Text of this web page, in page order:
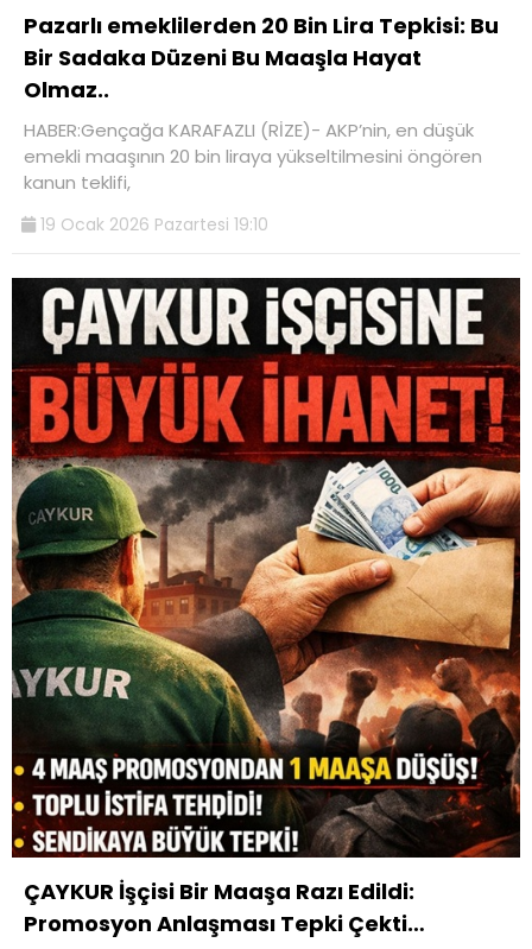
Pazarlı emeklilerden 20 Bin Lira Tepkisi: Bu
Bir Sadaka Düzeni Bu Maaşla Hayat
Olmaz..
HABER:Gençağa KARAFAZLI (RİZE)- AKP’nin, en düşük
emekli maaşının 20 bin liraya yükseltilmesini öngören
kanun teklifi,
19 Ocak 2026 Pazartesi 19:10
ÇAYKUR İşçisi Bir Maaşa Razı Edildi:
Promosyon Anlaşması Tepki Çekti…